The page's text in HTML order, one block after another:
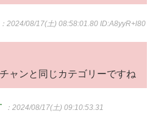
：2024/08/17(土) 08:58:01.80 ID:A8yyR+l80
ャンと同じカテゴリーですね
：2024/08/17(土) 09:10:53.31